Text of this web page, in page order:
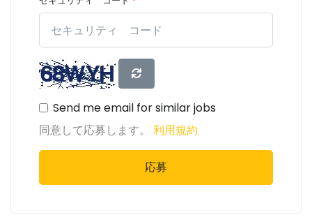
Send me email for similar jobs
同意して応募します。 利用規約
応募